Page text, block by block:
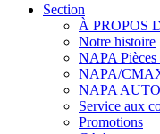
Section
À PROPOS
Notre histoire
NAPA Pièces
NAPA/
NAPA
Service aux
Promotions